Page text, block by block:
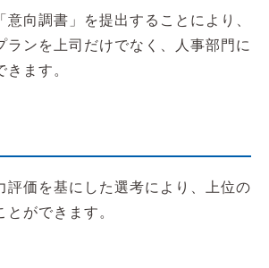
意向調書」を提出することにより、
ランを上司だけでなく、人事部門に
ます。
評価を基にした選考により、上位の
ができます。